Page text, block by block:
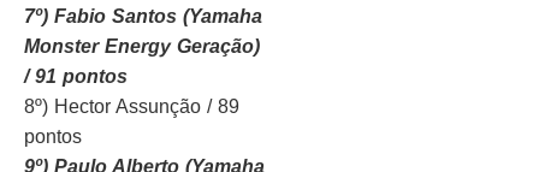
7º) Fabio Santos (Yamaha
Monster Energy Geração)
/ 91 pontos
8º) Hector Assunção / 89
pontos
9º) Paulo Alberto (Yamaha